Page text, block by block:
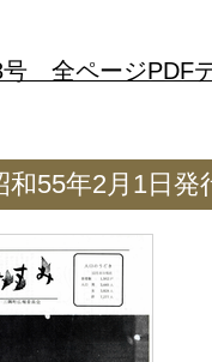
全ページPDF
和55年2月1日発